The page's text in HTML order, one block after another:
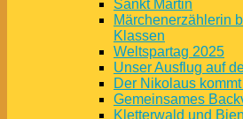
Sankt Martin
Märchenerzählerin
Klassen
Weltspartag 2025
Unser Ausflug auf
Der Nikolaus
Gemeinsames
Kletterwald und